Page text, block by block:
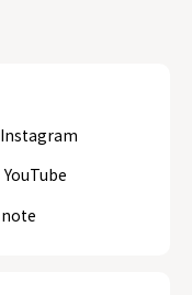
Instagram
YouTube
note